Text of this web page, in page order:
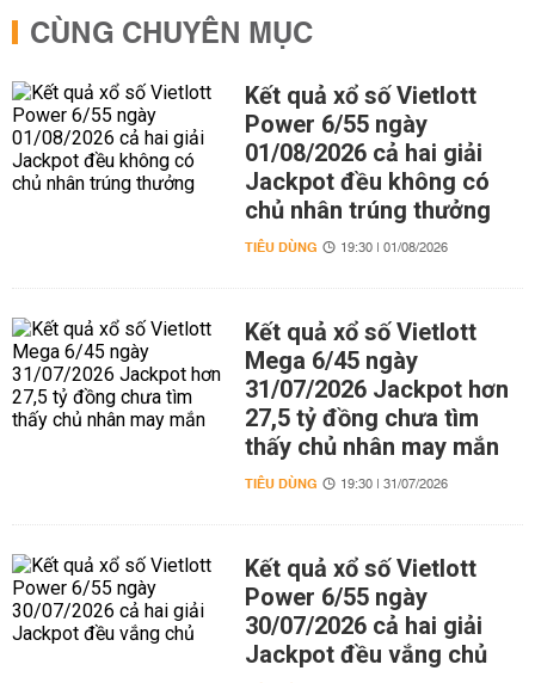
CÙNG CHUYÊN MỤC
Kết quả xổ số Vietlott
Power 6/55 ngày
01/08/2026 cả hai giải
Jackpot đều không có
chủ nhân trúng thưởng
TIÊU DÙNG 19:30 | 01/08/2026
Kết quả xổ số Vietlott
Mega 6/45 ngày
31/07/2026 Jackpot hơn
27,5 tỷ đồng chưa tìm
thấy chủ nhân may mắn
TIÊU DÙNG 19:30 | 31/07/2026
Kết quả xổ số Vietlott
Power 6/55 ngày
30/07/2026 cả hai giải
Jackpot đều vắng chủ